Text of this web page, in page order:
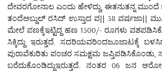
ದೇವರಗೋನಾಲ ಎಂದು ಹೇಳಿದ್ದು, ಈತನುತನ್ನ
ತಂದೆಅಬ್ದುಲ್ ರಸಿದ್ ಉಸ್ತಾದ ವ|| 38 ವರ್ಷಜಾ||
ಮೇಲೆ ಪಣಕ್ಕೆಇಟ್ಟಿದ್ದ ಹಣ 1300/- ರೂಗಳು
ಸಿಕ್ಕಿದ್ದು ಇರುತ್ತದೆ. ಸದರಿಯವರಿಂದಜೂಜಾಟಕ್ಕೆ
ಪುರಾವೆಕುರಿತು ಪಂಚರ ಸಮಕ್ಷಮ
ಬರೆದುಕೊಂಡಿದ್ದುಇರುತ್ತದೆ. ನಂತರ 06 ಜನ